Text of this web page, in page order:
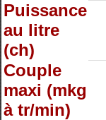
Puissance
au litre
(ch)
Couple
maxi (mkg
à tr/min)